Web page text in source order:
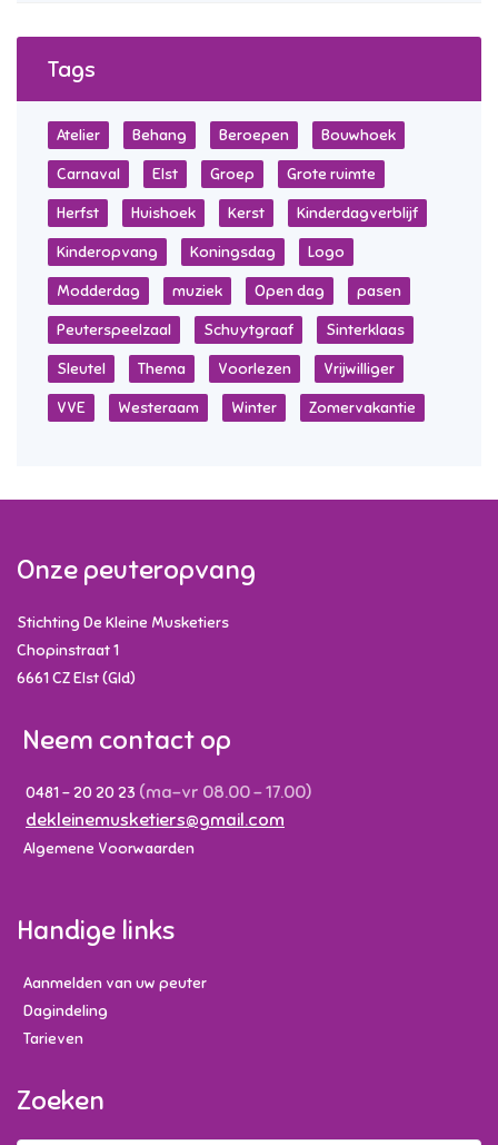
Tags
Atelier Behang Beroepen Bouwhoek
Carnaval Elst Groep Grote ruimte
Herfst Huishoek Kerst Kinderdagverblijf
Kinderopvang Koningsdag Logo
Modderdag muziek Open dag pasen
Peuterspeelzaal Schuytgraaf Sinterklaas
Sleutel Thema Voorlezen Vrijwilliger
VVE Westeraam Winter Zomervakantie
Onze peuteropvang
Stichting De Kleine Musketiers
Chopinstraat 1
6661 CZElst (Gld)
Neem contact op
0481 - 20 20 23 (ma-vr 08.00 - 17.00)
dekleinemusketiers@gmail.com
Algemene Voorwaarden
Handige links
Aanmelden van uw peuter
Dagindeling
Tarieven
Zoeken